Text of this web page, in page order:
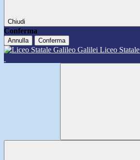
Chiudi
Conferma
Annulla Conferma
Liceo Statale